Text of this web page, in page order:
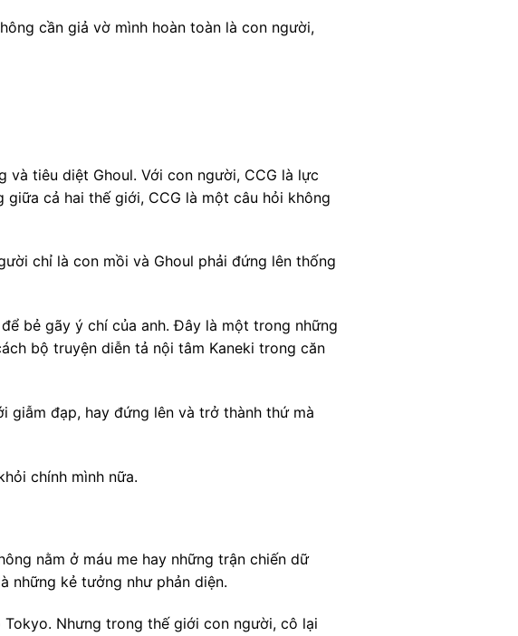
cần giả vờ mình hoàn toàn là con người,
và tiêu diệt Ghoul. Với con người, CCG là lực
giữa cả hai thế giới, CCG là một câu hỏi không
chỉ là con mồi và Ghoul phải đứng lên thống
bẻ gãy ý chí của anh. Đây là một trong những
bộ truyện diễn tả nội tâm Kaneki trong căn
giẫm đạp, hay đứng lên và trở thành thứ mà
chính mình nữa.
nằm ở máu me hay những trận chiến dữ
những kẻ tưởng như phản diện.
Nhưng trong thế giới con người, cô lại